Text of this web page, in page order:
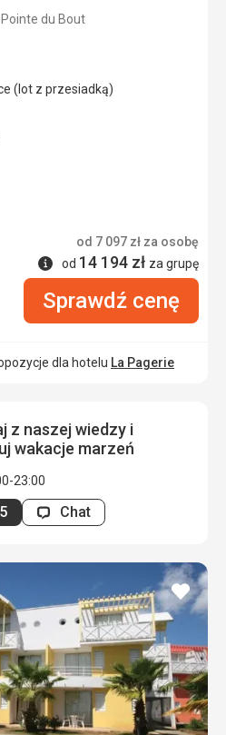
du Bout
(lot z przesiadką)
od 7 097 zł za osobę
Informacje
od 14 194 zł za grupę
Sprawdź cenę
dla hotelu La Pagerie
z naszej wiedzy i
wakacje marzeń
23:00
Chat
dodaj
do